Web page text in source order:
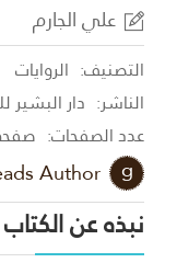
علي الجارم
التصنيف: الروايات
الناشر: دار البشير
عدد الصفحات:
Author
نبذه عن الكتاب